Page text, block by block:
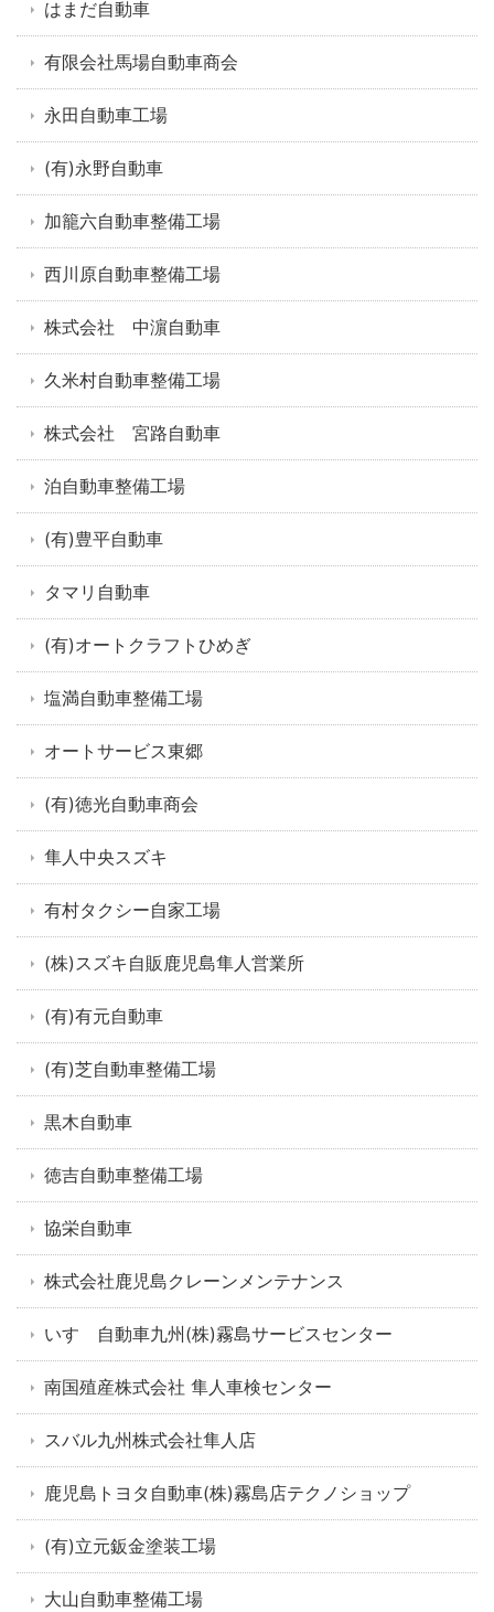
はまだ自動車
有限会社馬場自動車商会
永田自動車工場
(有)永野自動車
加籠六自動車整備工場
西川原自動車整備工場
株式会社 中濵自動車
久米村自動車整備工場
株式会社 宮路自動車
泊自動車整備工場
(有)豊平自動車
タマリ自動車
(有)オートクラフトひめぎ
塩満自動車整備工場
オートサービス東郷
(有)徳光自動車商会
隼人中央スズキ
有村タクシー自家工場
(株)スズキ自販鹿児島隼人営業所
(有)有元自動車
(有)芝自動車整備工場
黒木自動車
徳吉自動車整備工場
協栄自動車
株式会社鹿児島クレーンメンテナンス
いすゞ自動車九州(株)霧島サービスセンター
南国殖産株式会社 隼人車検センター
スバル九州株式会社隼人店
鹿児島トヨタ自動車(株)霧島店テクノショップ
(有)立元鈑金塗装工場
大山自動車整備工場